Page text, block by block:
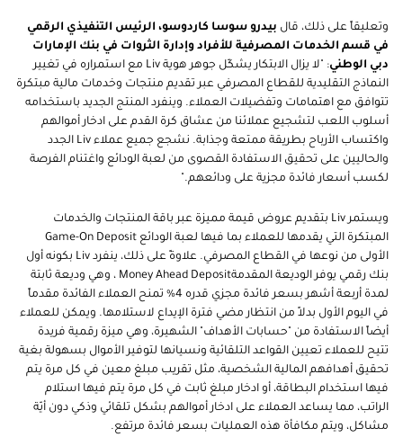
وتعليقاً على ذلك، قال بيدرو سوسا كاردوسو، الرئيس التنفيذي الرقمي
في قسم الخدمات المصرفية للأفراد وإدارة الثروات في بنك الإمارات
دبي الوطني: "لا يزال الابتكار يشكّل جوهر هوية Liv مع استمراره في تغيير
النماذج التقليدية للقطاع المصرفي عبر تقديم منتجات وخدمات مالية مبتكرة
تتوافق مع اهتمامات وتفضيلات العملاء. وينفرد المنتج الجديد باستخدامه
أسلوب اللعب لتشجيع عملائنا من عشاق كرة القدم على ادخار أموالهم
واكتساب الأرباح بطريقة ممتعة وجذابة. نشجع جميع عملاء Liv الجدد
والحاليين على تحقيق الاستفادة القصوى من لعبة الودائع واغتنام الفرصة
لكسب أسعار فائدة مجزية على ودائعهم."
ويستمرLiv بتقديم عروض قيمة مميزة عبر باقة المنتجات والخدمات
المبتكرة التي يقدمها للعملاء بما فيها لعبة الودائع Game-On Deposit
الأولى من نوعها في القطاع المصرفي. علاوةً على ذلك، ينفرد Liv بكونه أول
بنك رقمي يوفر الوديعة المقدمةMoney Ahead Deposit ، وهي وديعة ثابتة
لمدة أربعة أشهر بسعر فائدة مجزي قدره 4% تمنح العملاء الفائدة مقدماً
في اليوم الأول بدلاً من انتظار مضي فترة الإيداع لاستلامها. ويمكن للعملاء
أيضاً الاستفادة من "حسابات الأهداف" الشهيرة، وهي ميزة رقمية فريدة
تتيح للعملاء تعيين القواعد التلقائية ونسيانها لتوفير الأموال بسهولة بغية
تحقيق أهدافهم المالية الشخصية، مثل تقريب مبلغ معين في كل مرة يتم
فيها استخدام البطاقة، أو ادخار مبلغ ثابت في كل مرة يتم فيها استلام
الراتب، مما يساعد العملاء على ادخار أموالهم بشكل تلقائي وذكي دون أيّة
مشاكل، ويتم مكافأة هذه العمليات بسعر فائدة مرتفع.